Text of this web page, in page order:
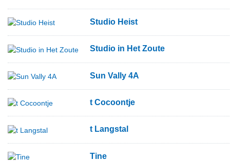
Studio Heist
Studio in Het Zoute
Sun Vally 4A
t Cocoontje
t Langstal
Tine